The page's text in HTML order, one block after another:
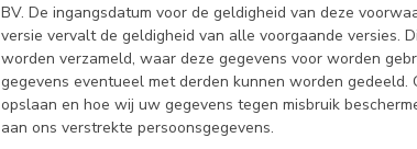
BV. De ingangsdatum voor de geldigheid van deze
versie vervalt de geldigheid van alle voorgaande versies.
worden verzameld, waar deze gegevens voor worden
gegevens eventueel met derden kunnen worden
opslaan en hoe wij uw gegevens tegen misbruik
aan ons verstrekte persoonsgegevens.